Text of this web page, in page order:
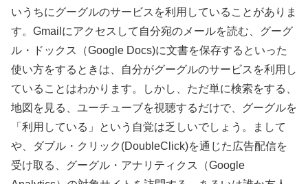
いうちにグーグルのサービスを利用していることがありま
す。Gmailにアクセスして自分宛のメールを読む、グーグ
ル・ドックス（Google Docs)に文書を保存するといった
使い方をするときは、自分がグーグルのサービスを利用し
ていることはわかります。しかし、ただ単に検索をする、
地図を見る、ユーチューブを視聴するだけで、グーグルを
「利用している」という自覚は乏しいでしょう。まして
や、ダブル・クリック(DoubleClick)を通じた広告配信を
受け取る、グーグル・アナリティクス（Google